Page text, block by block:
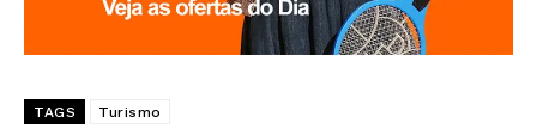
TAGS Turismo